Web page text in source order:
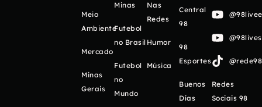
Meio
Ambiente
Mercado
Minas
Gerais
Minas
Futebol
no Brasil
Futebol
no
Mundo
Nas
Redes
Humor
Música
Central
98
98
Esportes
Buenos
Días
Redes
Sociais 98